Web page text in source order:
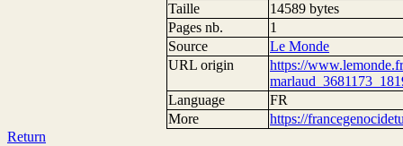
Taille
14589 bytes
Pages nb.
1
Source
Le Monde
URL origin
https://
Language
FR
More
https://
Return